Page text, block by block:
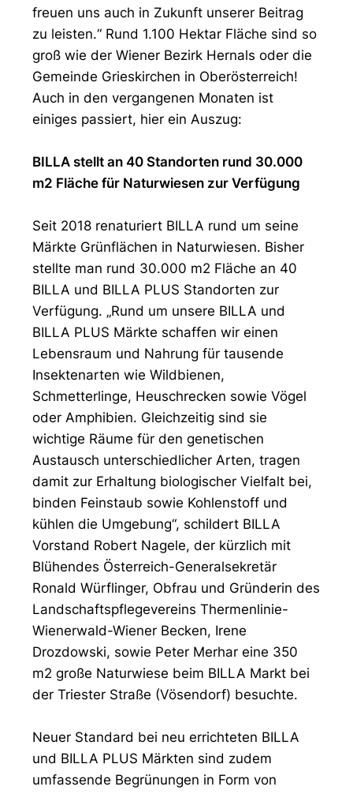
freuen uns auch in Zukunft unserer Beitrag
zu leisten.“ Rund 1.100 Hektar Fläche sind so
groß wie der Wiener Bezirk Hernals oder die
Gemeinde Grieskirchen in Oberösterreich!
Auch in den vergangenen Monaten ist
einiges passiert, hier ein Auszug:
BILLA stellt an 40 Standorten rund 30.000
m2 Fläche für Naturwiesen zur Verfügung
Seit 2018 renaturiert BILLA rund um seine
Märkte Grünflächen in Naturwiesen. Bisher
stellte man rund 30.000 m2 Fläche an 40
BILLA und BILLA PLUS Standorten zur
Verfügung. „Rund um unsere BILLA und
BILLA PLUS Märkte schaffen wir einen
Lebensraum und Nahrung für tausende
Insektenarten wie Wildbienen,
Schmetterlinge, Heuschrecken sowie Vögel
oder Amphibien. Gleichzeitig sind sie
wichtige Räume für den genetischen
Austausch unterschiedlicher Arten, tragen
damit zur Erhaltung biologischer Vielfalt bei,
binden Feinstaub sowie Kohlenstoff und
kühlen die Umgebung“, schildert BILLA
Vorstand Robert Nagele, der kürzlich mit
Blühendes Österreich-Generalsekretär
Ronald Würflinger, Obfrau und Gründerin des
Landschaftspflegevereins Thermenlinie-
Wienerwald-Wiener Becken, Irene
Drozdowski, sowie Peter Merhar eine 350
m2 große Naturwiese beim BILLA Markt bei
der Triester Straße (Vösendorf) besuchte.
Neuer Standard bei neu errichteten BILLA
und BILLA PLUS Märkten sind zudem
umfassende Begrünungen in Form von